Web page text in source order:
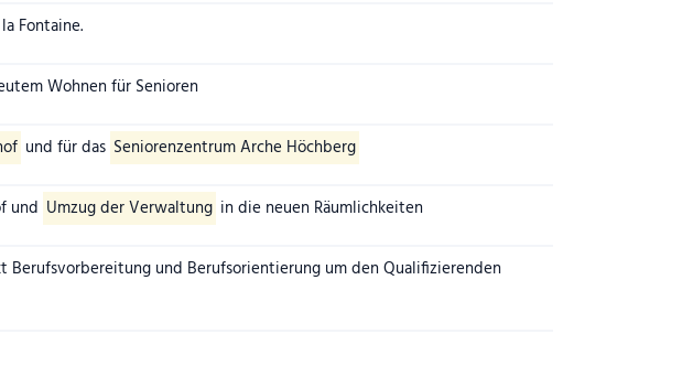
Fontaine.
Wohnen für Senioren
und für das Seniorenzentrum Arche Höchberg
und Umzug der Verwaltung in die neuen Räumlichkeiten
und Berufsorientierung um den Qualifizierenden